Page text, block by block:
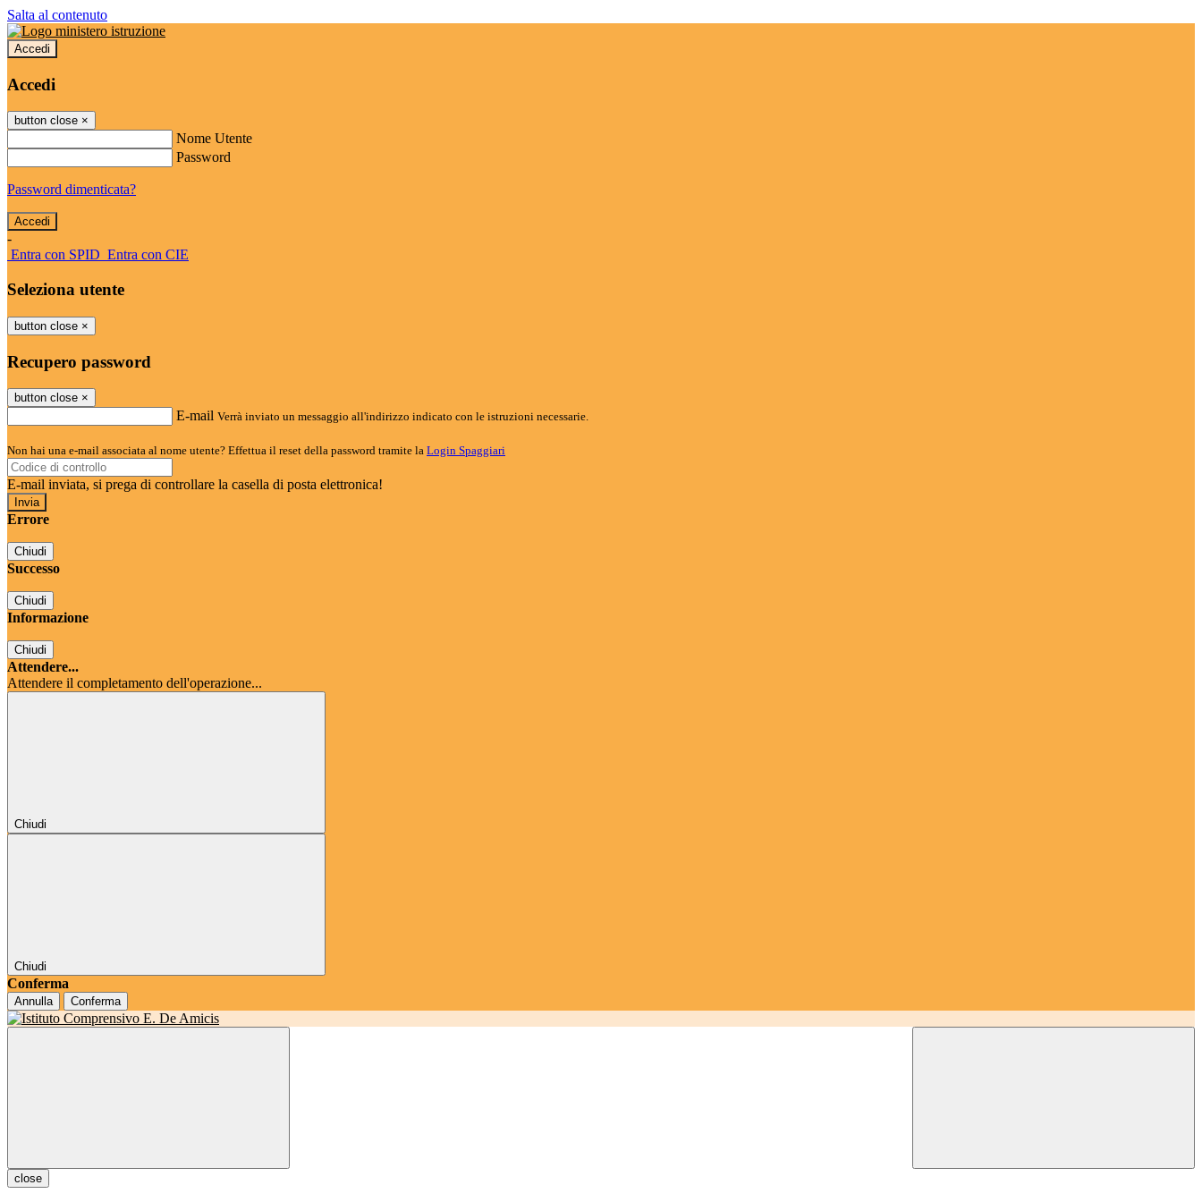
Salta al contenuto
Accedi
Accedi
button close ×
Nome Utente
Password
Password dimenticata?
-
Entra con SPID Entra con CIE
Seleziona utente
button close ×
Recupero password
button close ×
E-mail Verrà inviato un messaggio all'indirizzo indicato con le istruzioni necessarie.
Non hai una e-mail associata al nome utente? Effettua il reset della password tramite la Login Spaggiari
E-mail inviata, si prega di controllare la casella di posta elettronica!
Errore
Chiudi
Successo
Chiudi
Informazione
Chiudi
Attendere...
Attendere il completamento dell'operazione...
Chiudi
Chiudi
Conferma
Annulla Conferma
close